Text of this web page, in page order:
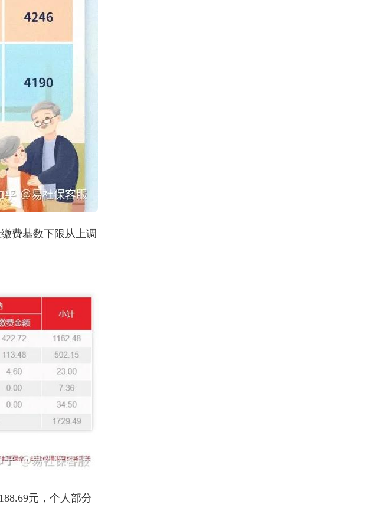
费基数下限从上调
元，个人部分